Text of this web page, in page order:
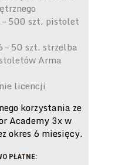
500 szt. pistolet
50 szt. strzelba
Arma
licencji
korzystania ze
Academy 3x w
okres 6 miesięcy.
PŁATNE: